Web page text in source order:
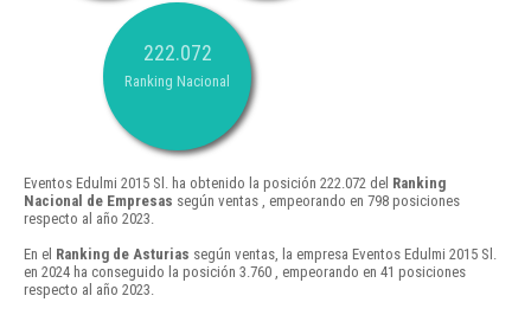
222.072
Ranking Nacional
Eventos Edulmi 2015 Sl. ha obtenido la posición 222.072 del Ranking
Nacional de Empresas según ventas , empeorando en 798 posiciones
respecto al año 2023.
En el Ranking de Asturias según ventas, la empresa Eventos Edulmi 2015 Sl.
en 2024 ha conseguido la posición 3.760 , empeorando en 41 posiciones
respecto al año 2023.